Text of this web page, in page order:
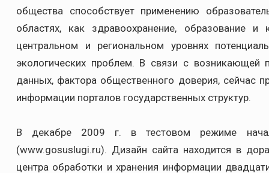
общества способствует применению
областях, как здравоохранение, образование
центральном и региональном уровнях
экологических проблем. В связи с
данных, фактора общественного доверия, сейчас
информации порталов государственных структур.
В декабре 2009 г. в тестовом режиме
(www.gosuslugi.ru). Дизайн сайта находится в
центра обработки и хранения информации